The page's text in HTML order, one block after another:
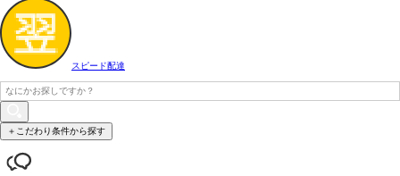
スピード配達
＋こだわり条件から探す